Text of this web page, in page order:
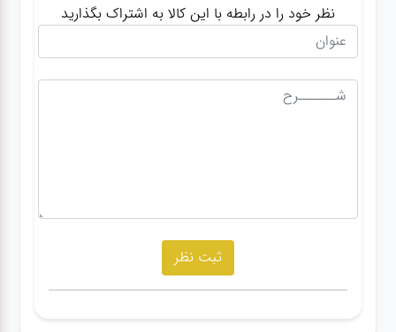
نظر خود را در رابطه با این کالا به اشتراک بگذارید